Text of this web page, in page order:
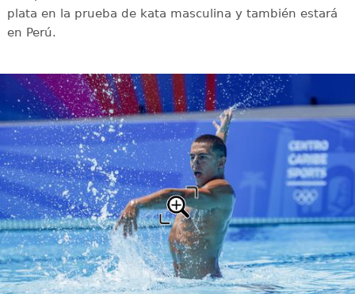
plata en la prueba de kata masculina y también estará
en Perú.